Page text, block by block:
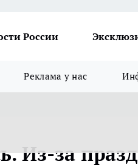
России
Реклама у нас
Из-за